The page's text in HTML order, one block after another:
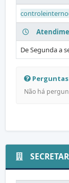
De Segunda a
Não há